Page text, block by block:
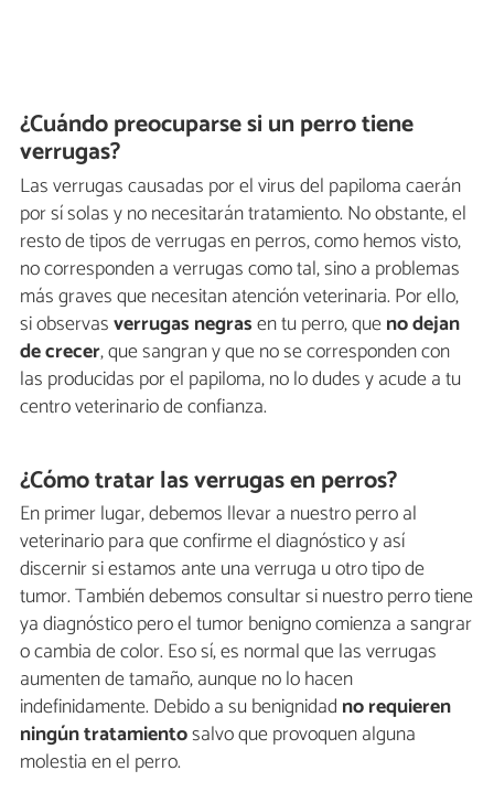
¿Cuándo preocuparse si un perro tiene
verrugas?
Las verrugas causadas por el virus del papiloma caerán
por sí solas y no necesitarán tratamiento. No obstante, el
resto de tipos de verrugas en perros, como hemos visto,
no corresponden a verrugas como tal, sino a problemas
más graves que necesitan atención veterinaria. Por ello,
si observasverrugas negrasen tu perro, queno dejan
de crecer, que sangran y que no se corresponden con
las producidas por el papiloma, no lo dudes y acude a tu
centro veterinario de confianza.
¿Cómo tratar las verrugas en perros?
En primer lugar, debemos llevar a nuestro perro al
veterinario para que confirme el diagnóstico y así
discernir si estamos ante una verruga u otro tipo de
tumor. También debemos consultar si nuestro perro tiene
ya diagnóstico pero el tumor benigno comienza a sangrar
o cambia de color. Eso sí, es normal que las verrugas
aumenten de tamaño, aunque no lo hacen
indefinidamente. Debido a su benignidad no requieren
ningún tratamientosalvo que provoquen alguna
molestia en el perro.